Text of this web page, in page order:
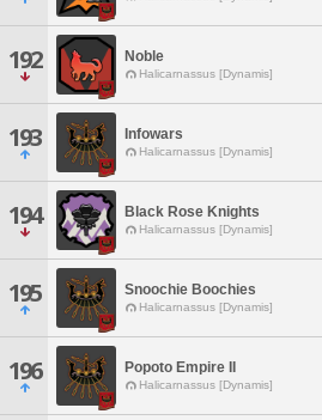
192 Noble
Halicarnassus [Dynamis]
193 Infowars
Halicarnassus [Dynamis]
194 Black Rose Knights
Halicarnassus [Dynamis]
195 Snoochie Boochies
Halicarnassus [Dynamis]
196 Popoto Empire II
Halicarnassus [Dynamis]